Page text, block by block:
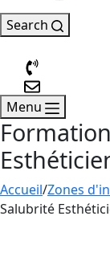
Search
Menu
Accueil/Zones
Salubrité